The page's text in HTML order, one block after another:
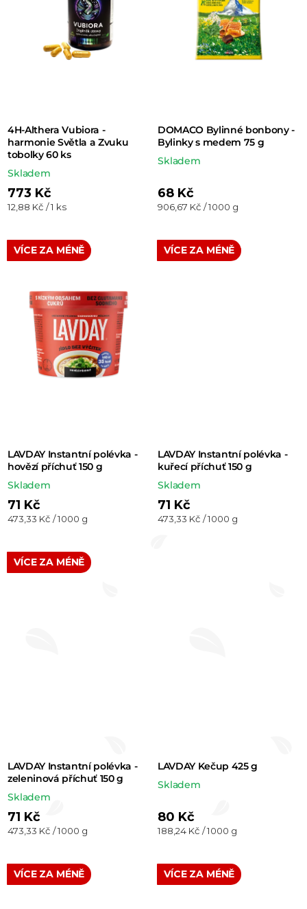
ů
4H-Althera Vubiora -
harmonie Světla a Zvuku
tobolky 60 ks
Skladem
773 Kč
Měrná
12,88 Kč / 1 ks
DOMACO Bylinné bonbony -
Bylinky s medem 75 g
Skladem
68 Kč
Měrná
906,67 Kč / 1000 g
VÍCE ZA MÉNĚ
LAVDAY Instantní polévka -
hovězí příchuť 150 g
Skladem
71 Kč
Měrná
473,33 Kč / 1000 g
VÍCE ZA MÉNĚ
LAVDAY Instantní polévka -
kuřecí příchuť 150 g
Skladem
71 Kč
Měrná
473,33 Kč / 1000 g
VÍCE ZA MÉNĚ
LAVDAY Instantní polévka -
zeleninová příchuť 150 g
Skladem
71 Kč
Měrná
473,33 Kč / 1000 g
LAVDAY Kečup 425 g
Skladem
80 Kč
Měrná
188,24 Kč / 1000 g
VÍCE ZA MÉNĚ VÍCE ZA MÉNĚ